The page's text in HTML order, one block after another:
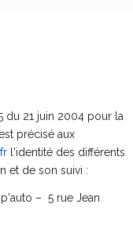
du 21 juin 2004 pour la
précisé aux
l'identité des différents
et de son suivi :
– 5 rue Jean